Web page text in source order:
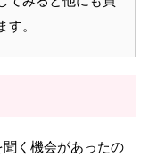
。
く機会があったの